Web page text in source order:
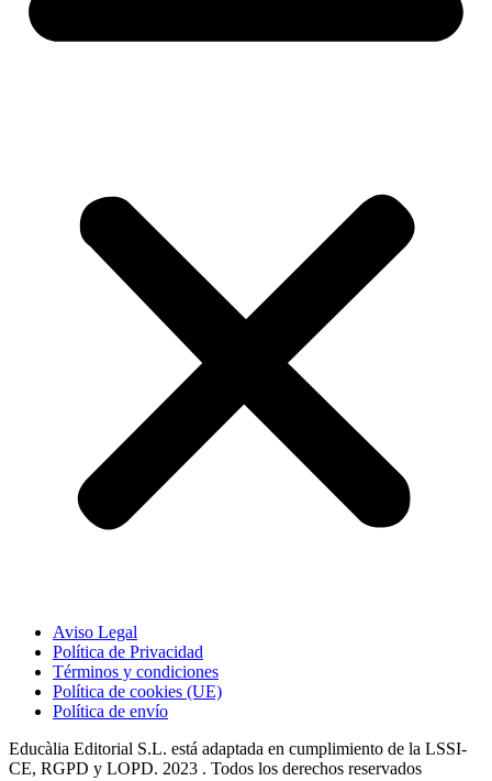
Aviso Legal
Política de Privacidad
Términos y condiciones
Política de cookies (UE)
Política de envío
Educàlia Editorial S.L. está adaptada en cumplimiento de la LSSI-
CE, RGPD y LOPD. 2023 . Todos los derechos reservados